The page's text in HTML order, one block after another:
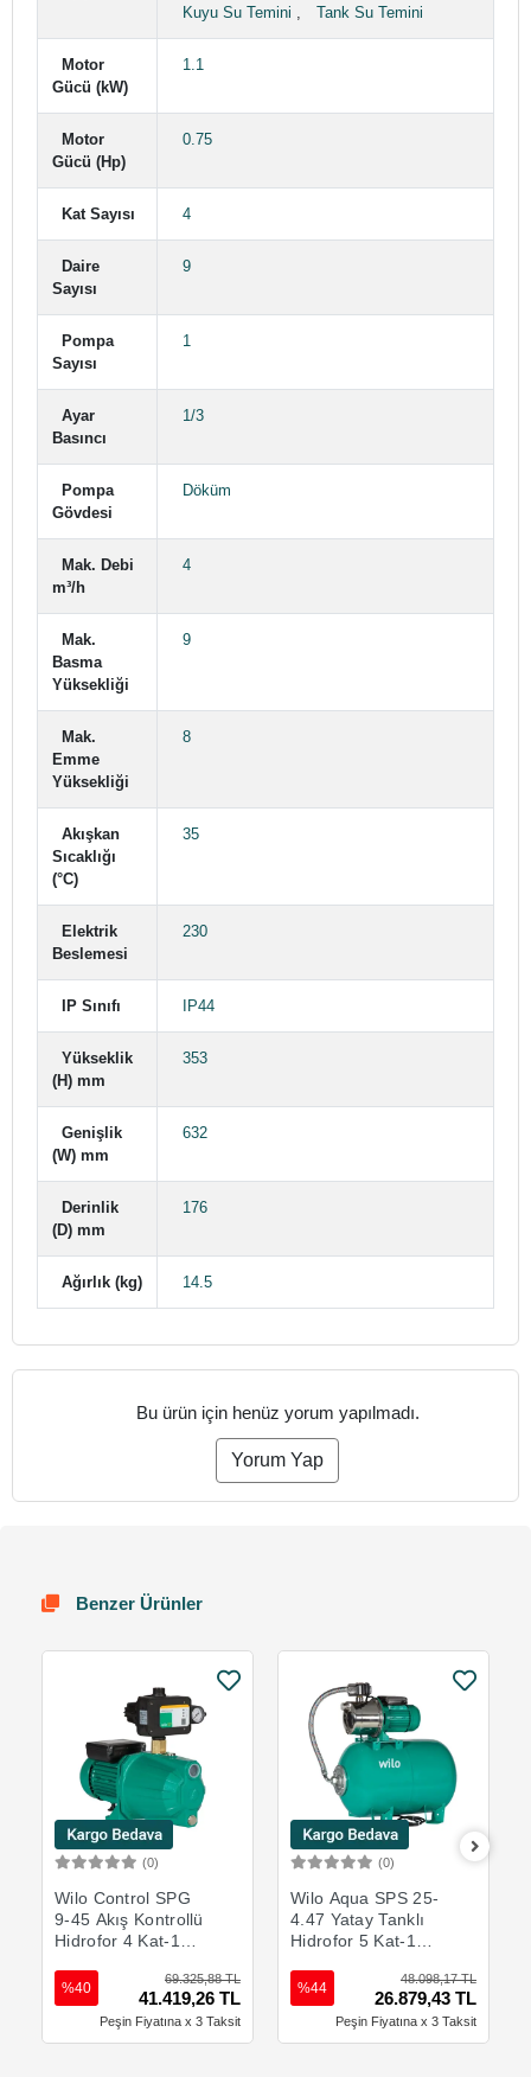
Kuyu Su Temini , Tank Su Temini
Motor
Gücü (kW)
1.1
Motor
Gücü (Hp)
0.75
Kat Sayısı 4
Daire
Sayısı
9
Pompa
Sayısı
1
Ayar
Basıncı
1/3
Pompa
Gövdesi
Döküm
Mak. Debi
m³/h
4
Mak.
Basma
Yüksekliği
9
Mak.
Emme
Yüksekliği
8
Akışkan
Sıcaklığı
(°C)
35
Elektrik
Beslemesi
230
IP Sınıfı IP44
Yükseklik
(H) mm
353
Genişlik
(W) mm
632
Derinlik
(D) mm
176
Ağırlık (kg) 14.5
Bu ürün için henüz yorum yapılmadı.
Yorum Yap
Benzer Ürünler
(0)
Wilo Control SPG
9-45 Akış Kontrollü
Hidrofor 4 Kat-17
69.325,88 TL
41.419,26 TL
%40
Peşin Fiyatına x 3 Taksit
(0)
Wilo Aqua SPS 25-
4.47 Yatay Tanklı
Hidrofor 5 Kat-10
48.098,17 TL
26.879,43 TL
%44
Peşin Fiyatına x 3 Taksit